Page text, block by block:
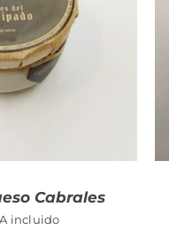
/
VIEW
Cabrales
incluido